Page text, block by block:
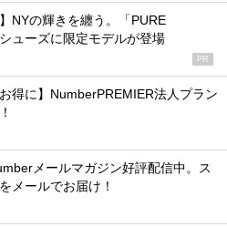
NYの輝きを纏う。「PURE
ューズに限定モデルが登場
PR
得に】NumberPREMIER法人プラン
メールマガジン好評配信中。ス
メールでお届け！